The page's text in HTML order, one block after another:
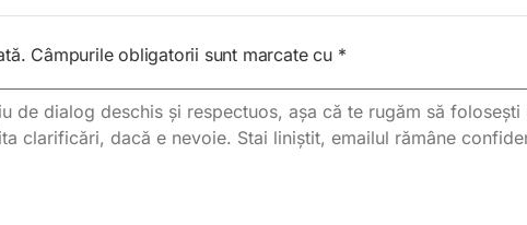
Câmpurile obligatorii sunt marcate cu *